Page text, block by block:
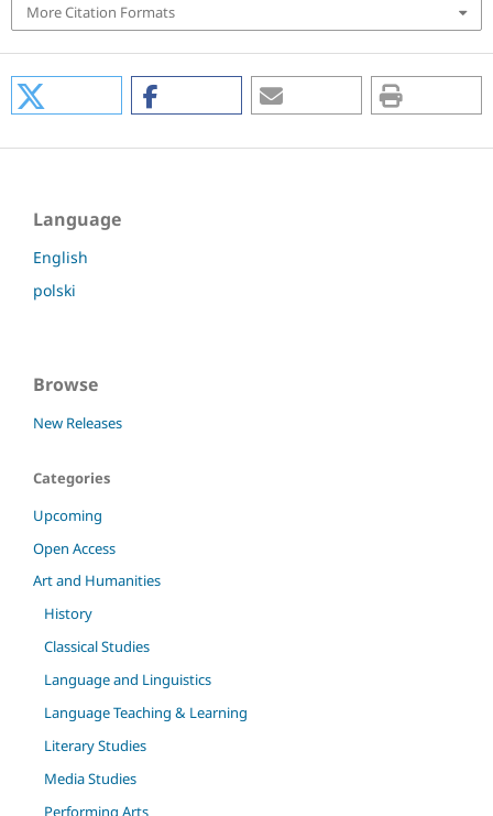
More Citation Formats
Language
English
polski
Browse
New Releases
Categories
Upcoming
Open Access
Art and Humanities
History
Classical Studies
Language and Linguistics
Language Teaching & Learning
Literary Studies
Media Studies
Performing Arts